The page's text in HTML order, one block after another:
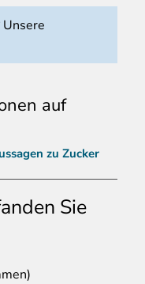
Unsere
auf
zu Zucker
Sie